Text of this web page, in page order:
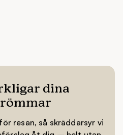
bergstopparna och täta
mysiga kaféer och
skidåkning, det är en
action och komfort.
dina
resan, så skräddarsyr vi